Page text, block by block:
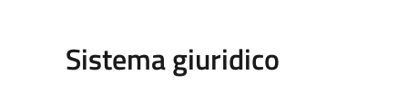
Sistema giuridico